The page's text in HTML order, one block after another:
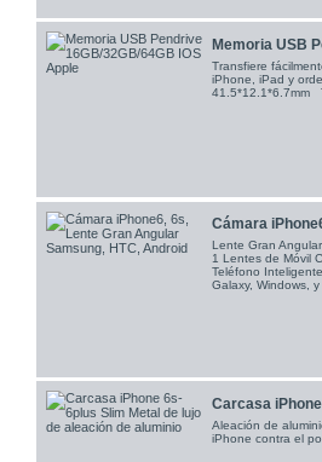
Memoria USB
Transfiere
iPhone, iPad y
41.5*12.1*6.7mm
Cámara
Lente Gran
1 Lentes de Móvil
Teléfono
Galaxy, Windows,
Carcasa
Aleación de
iPhone contra el